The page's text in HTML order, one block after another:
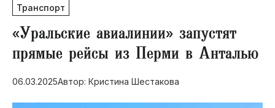
Молодежная столица РФ
СВО
Выборы в Пермском крае
Социальная поддержка
Инфраструктура
Благоустройство
Транспорт
​«Уральские авиалинии» запустят
прямые рейсы из Перми в Анталью
06.03.2025Автор: Кристина Шестакова